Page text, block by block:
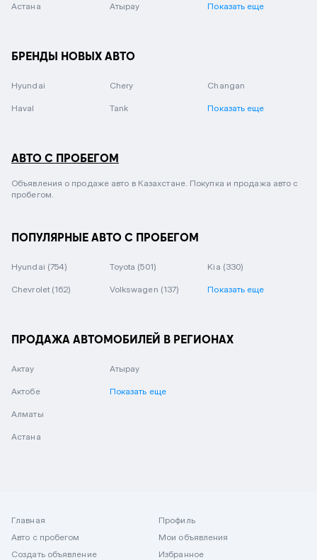
Астана Атырау Показать еще
БРЕНДЫ НОВЫХ АВТО
Hyundai Chery Changan
Haval Tank Показать еще
АВТО С ПРОБЕГОМ
Объявления о продаже авто в Казахстане. Покупка и продажа авто с
пробегом.
ПОПУЛЯРНЫЕ АВТО С ПРОБЕГОМ
Hyundai (754) Toyota (501) Kia (330)
Chevrolet (162) Volkswagen (137) Показать еще
ПРОДАЖА АВТОМОБИЛЕЙ В РЕГИОНАХ
Актау
Актобе
Алматы
Астана
Атырау
Показать еще
Главная
Авто с пробегом
Создать объявление
Профиль
Мои объявления
Избранное